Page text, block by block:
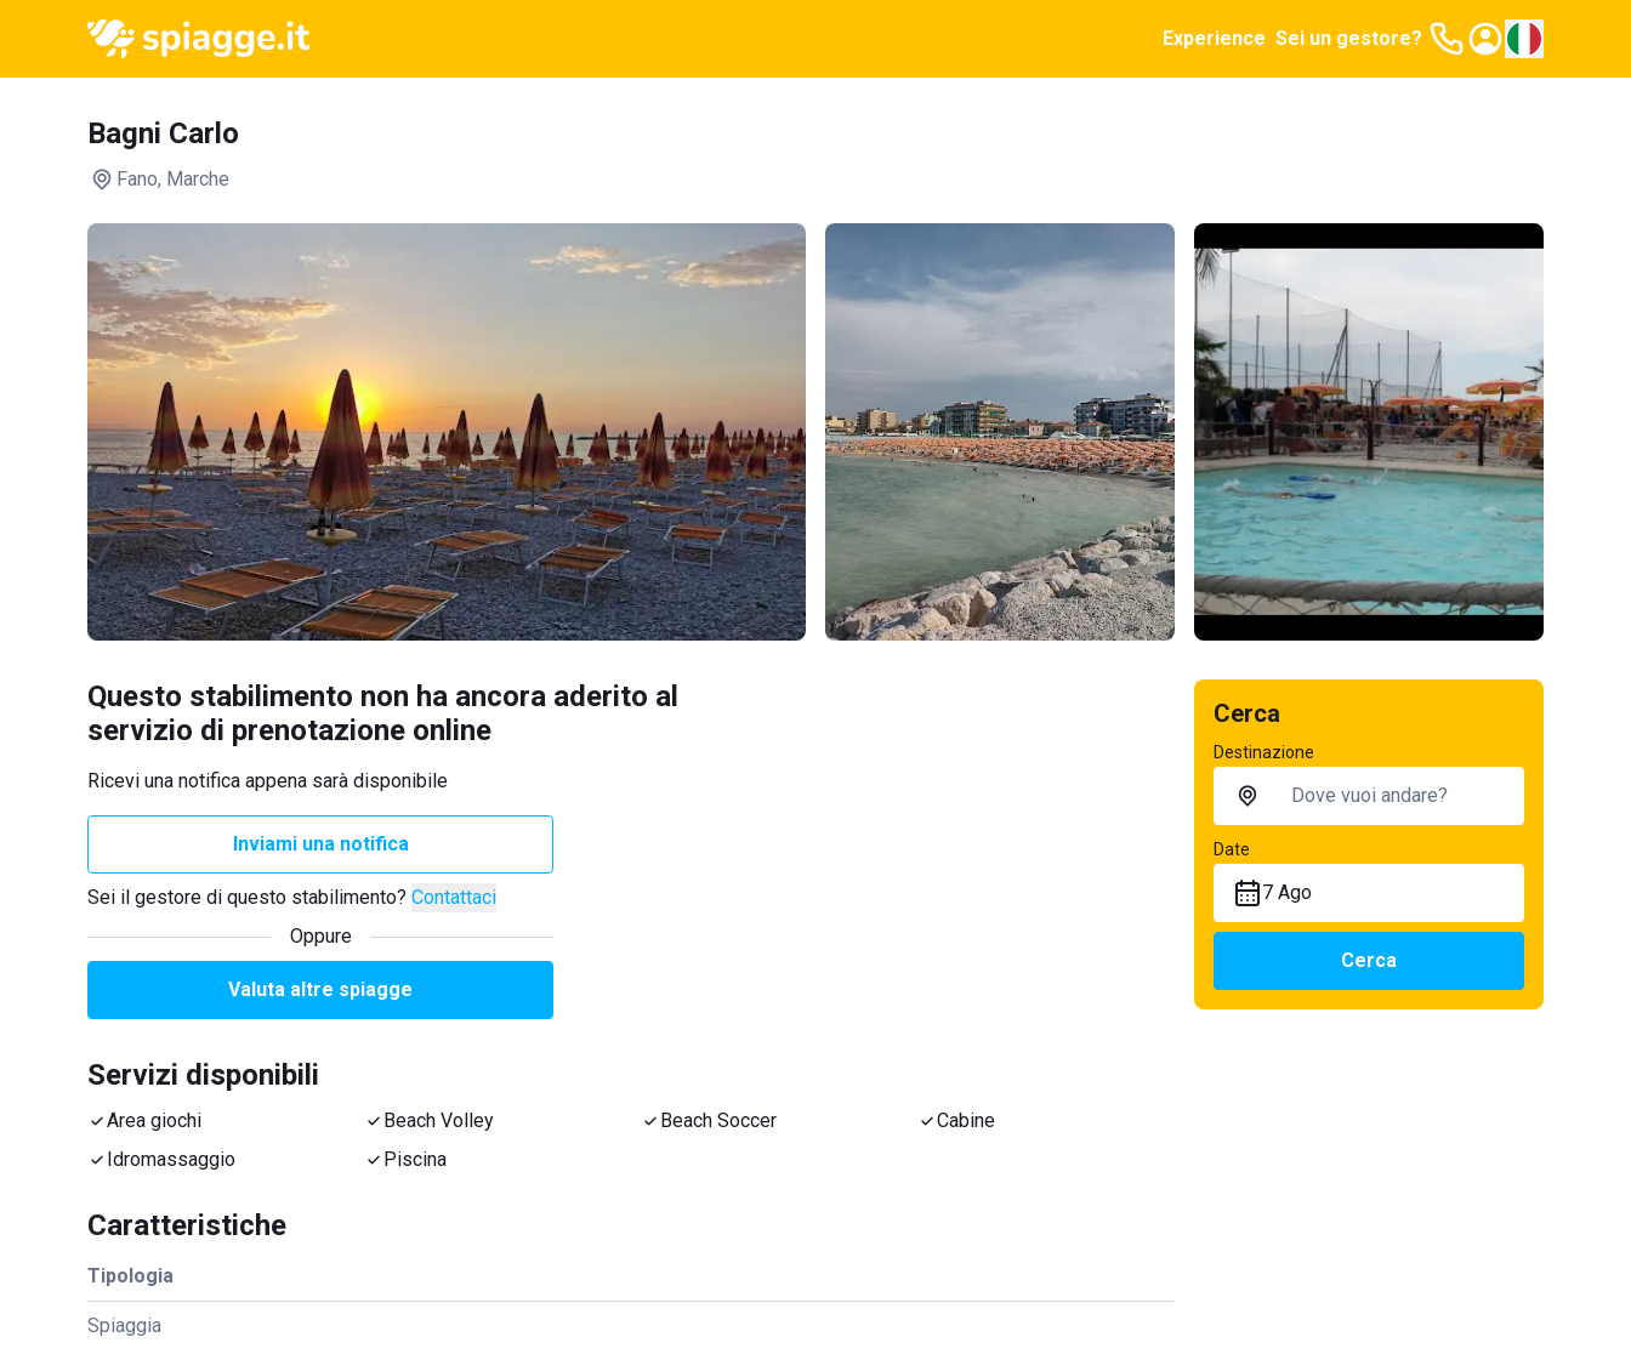
Experience Sei un gestore?
Bagni Carlo
Fano, Marche
Questo stabilimento non ha ancora aderito al
servizio di prenotazione online
Ricevi una notifica appena sarà disponibile
Inviami una notifica
Sei il gestore di questo stabilimento? Contattaci
Oppure
Valuta altre spiagge
Servizi disponibili
Area giochi Beach Volley Beach Soccer
Cabine
Idromassaggio
Piscina
Caratteristiche
Tipologia
Spiaggia
Cerca
Destinazione
Date
7 Ago
Cerca